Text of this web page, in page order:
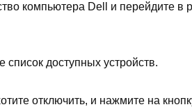
компьютера Dell и перейдите в
доступных устройств.
отключить, и нажмите на